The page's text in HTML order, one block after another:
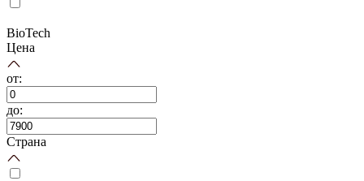
BioTech
Цена
от:
до:
Страна